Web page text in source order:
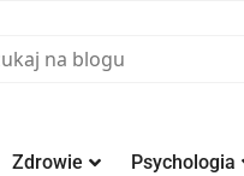
Zdrowie Psychologia